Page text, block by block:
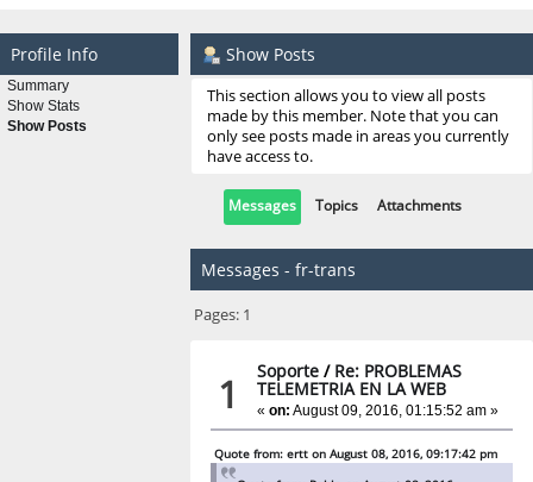
Profile Info
Summary
Show Stats
Show Posts
Show Posts
This section allows you to view all posts
made by this member. Note that you can
only see posts made in areas you currently
have access to.
Messages Topics Attachments
Messages - fr-trans
Pages: 1
1 Soporte / Re: PROBLEMAS
TELEMETRIA EN LA WEB
«on: August 09, 2016, 01:15:52 am »
Quote from: ertt on August 08, 2016, 09:17:42 pm